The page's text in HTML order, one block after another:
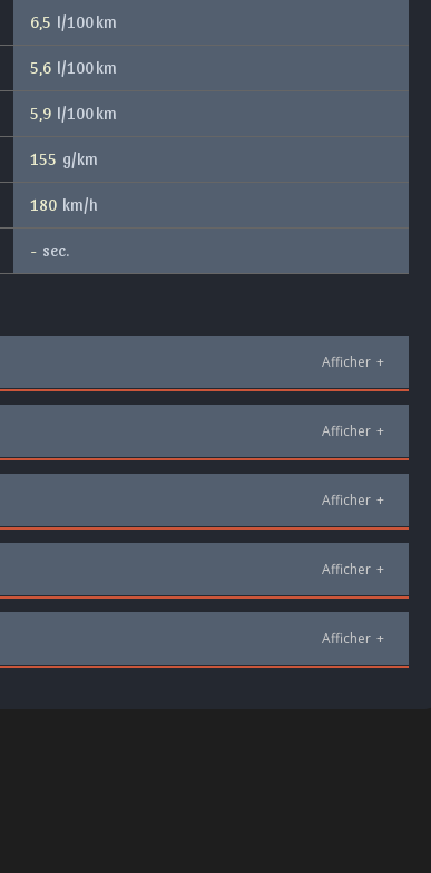
6,5 l/100 km
5,6 l/100 km
5,9 l/100 km
155 g/km
180 km/h
- sec.
Afficher +
Afficher +
Afficher +
Afficher +
Afficher +